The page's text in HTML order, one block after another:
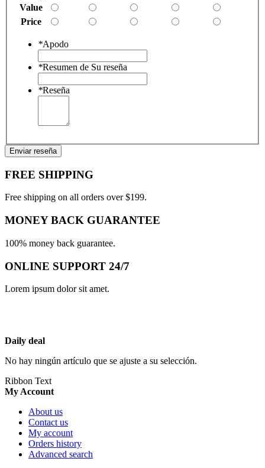
Value
Price
*Apodo
*Resumen de Su reseña
*Reseña
Enviar reseña
FREE SHIPPING
Free shipping on all orders over $199.
MONEY BACK GUARANTEE
100% money back guarantee.
ONLINE SUPPORT 24/7
Lorem ipsum dolor sit amet.
Daily deal
No hay ningún artículo que se ajuste a su selección.
Ribbon Text
My Account
About us
Contact us
My account
Orders history
Advanced search